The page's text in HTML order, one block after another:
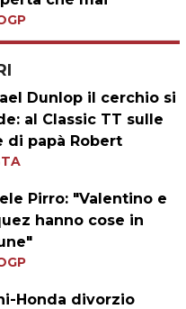
Dunlop il cerchio si
al Classic TT sulle
di papà Robert
Pirro: "Valentino e
hanno cose in
Honda divorzio